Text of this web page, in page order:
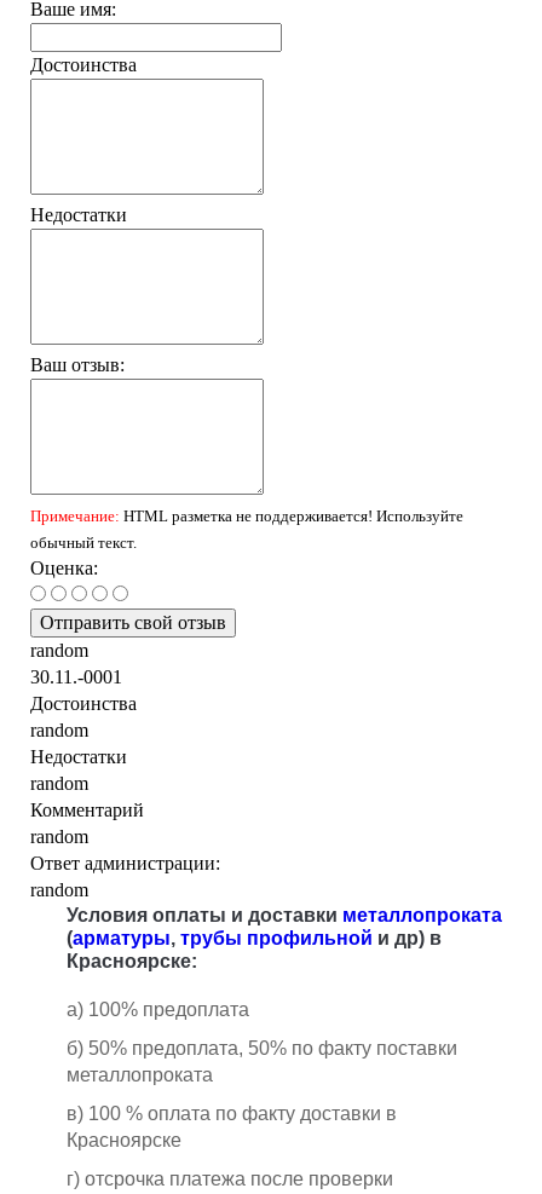
Ваше имя:
Достоинства
Недостатки
Ваш отзыв:
Примечание: HTML разметка не поддерживается! Используйте
обычный текст.
Оценка:
Отправить свой отзыв
random
30.11.-0001
Достоинства
random
Недостатки
random
Комментарий
random
Ответ администрации:
random
Условия оплаты и доставки металлопроката
(арматуры, трубы профильной и др) в
Красноярске:
а) 100% предоплата
б) 50% предоплата, 50% по факту поставки
металлопроката
в) 100 % оплата по факту доставки в
Красноярске
г) отсрочка платежа после проверки